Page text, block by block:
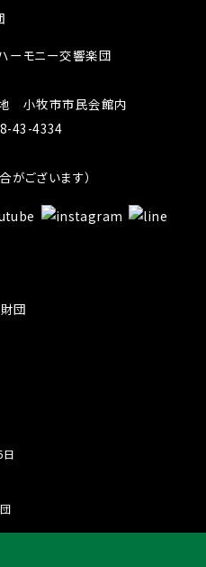
ーモニー交響楽団
小牧市市民会館内
43-4334
がございます）
日